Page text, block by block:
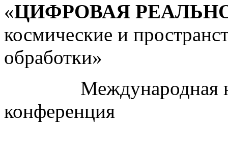
«ЦИФРОВАЯ
космические и
обработки»
Международная
конференция